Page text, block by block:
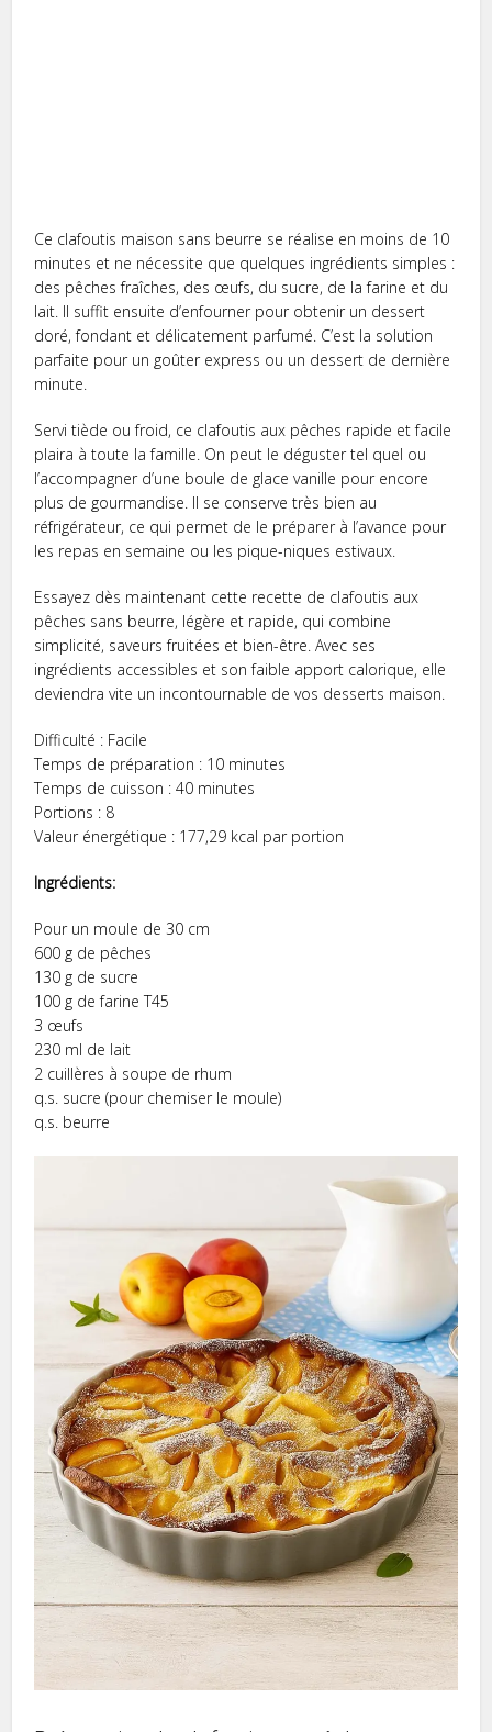
Ce clafoutis maison sans beurre se réalise en moins de 10
minutes et ne nécessite que quelques ingrédients simples :
des pêches fraîches, des œufs, du sucre, de la farine et du
lait. Il suffit ensuite d’enfourner pour obtenir un dessert
doré, fondant et délicatement parfumé. C’est la solution
parfaite pour un goûter express ou un dessert de dernière
minute.
Servi tiède ou froid, ce clafoutis aux pêches rapide et facile
plaira à toute la famille. On peut le déguster tel quel ou
l’accompagner d’une boule de glace vanille pour encore
plus de gourmandise. Il se conserve très bien au
réfrigérateur, ce qui permet de le préparer à l’avance pour
les repas en semaine ou les pique-niques estivaux.
Essayez dès maintenant cette recette de clafoutis aux
pêches sans beurre, légère et rapide, qui combine
simplicité, saveurs fruitées et bien-être. Avec ses
ingrédients accessibles et son faible apport calorique, elle
deviendra vite un incontournable de vos desserts maison.
Difficulté : Facile
Temps de préparation : 10 minutes
Temps de cuisson : 40 minutes
Portions : 8
Valeur énergétique : 177,29 kcal par portion
Ingrédients:
Pour un moule de 30 cm
600 g de pêches
130 g de sucre
100 g de farine T45
3 œufs
230 ml de lait
2 cuillères à soupe de rhum
q.s. sucre (pour chemiser le moule)
q.s. beurre